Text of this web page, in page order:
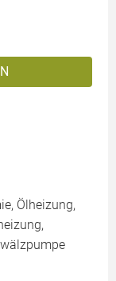
Ölheizung,